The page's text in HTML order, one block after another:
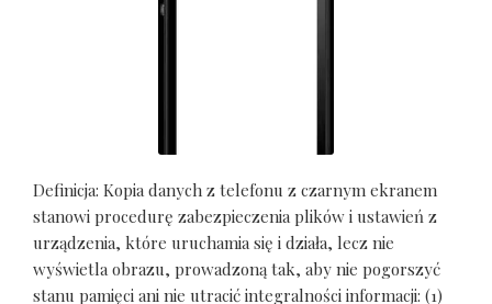
Definicja: Kopia danych z telefonu z czarnym ekranem
stanowi procedurę zabezpieczenia plików i ustawień z
urządzenia, które uruchamia się i działa, lecz nie
wyświetla obrazu, prowadzoną tak, aby nie pogorszyć
stanu pamięci ani nie utracić integralności informacji: (1)